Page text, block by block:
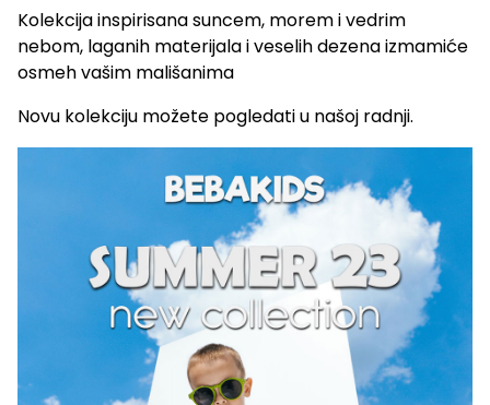
Kolekcija inspirisana suncem, morem i vedrim
nebom, laganih materijala i veselih dezena izmamiće
osmeh vašim mališanima
Novu kolekciju možete pogledati u našoj radnji.